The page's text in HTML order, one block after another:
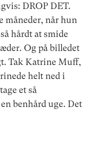
DROP DET.
måneder, når hun
hårdt at smide
Og på billedet
Tak Katrine Muff,
helt ned i
et så
benhård uge. Det